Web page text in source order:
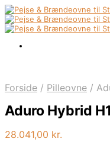
Forside / Pilleovne /
Aduro Hybrid
28.041,00 kr.